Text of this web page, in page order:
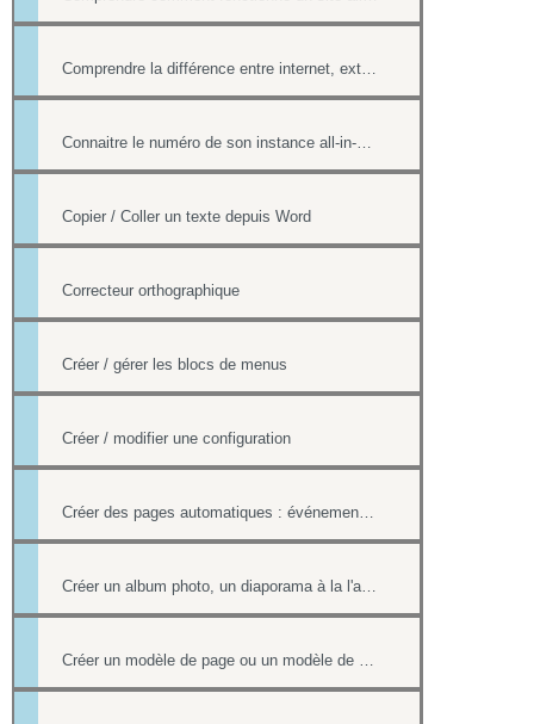
Comprendre la différence entre internet, extranet et intranet
Connaitre le numéro de son instance all-in-web ou le numéro d'une page
Copier / Coller un texte depuis Word
Correcteur orthographique
Créer / gérer les blocs de menus
Créer / modifier une configuration
Créer des pages automatiques : événement, actualités, organigramme
Créer un album photo, un diaporama à la l'aide de la Photothèque
Créer un modèle de page ou un modèle de mailing